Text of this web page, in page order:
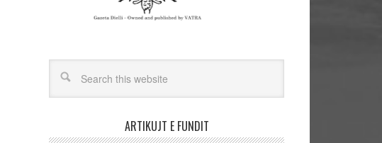
ARTIKUJT E FUNDIT